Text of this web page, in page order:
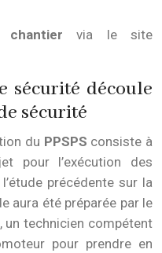
chantier via le site
sécurité découle
sécurité
du PPSPS consiste à
pour l’exécution des
précédente sur la
aura été préparée par le
technicien compétent
pour prendre en